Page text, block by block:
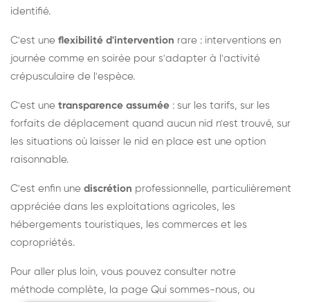
identifié.
C'est une flexibilité d'intervention rare : interventions en
journée comme en soirée pour s'adapter à l'activité
crépusculaire de l'espèce.
C'est une transparence assumée : sur les tarifs, sur les
forfaits de déplacement quand aucun nid n'est trouvé, sur
les situations où laisser le nid en place est une option
raisonnable.
C'est enfin une discrétion professionnelle, particulièrement
appréciée dans les exploitations agricoles, les
hébergements touristiques, les commerces et les
copropriétés.
Pour aller plus loin, vous pouvez consulter notre
méthode complète, la page Qui sommes-nous, ou